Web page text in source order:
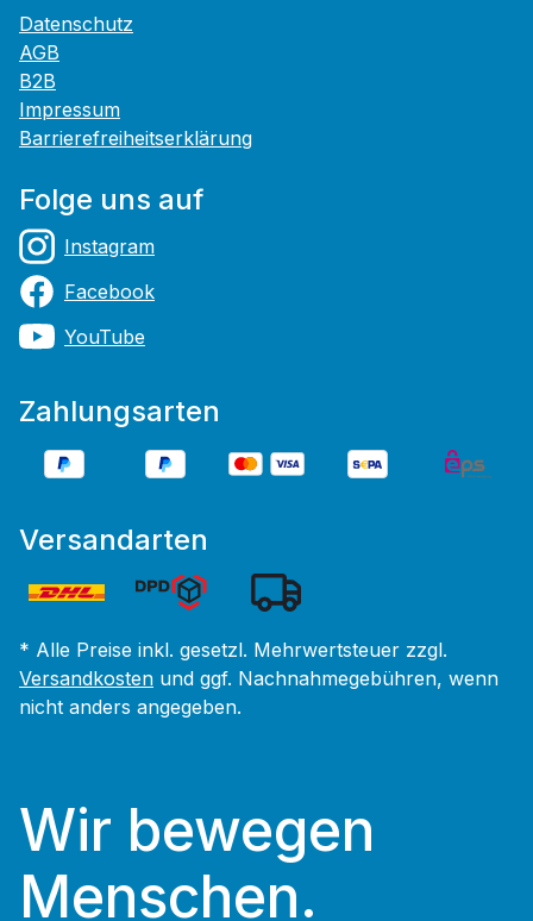
Datenschutz
AGB
B2B
Impressum
Barrierefreiheitserklärung
Folge uns auf
Instagram
Facebook
YouTube
Zahlungsarten
Versandarten
* Alle Preise inkl. gesetzl. Mehrwertsteuer zzgl.
Versandkosten und ggf. Nachnahmegebühren, wenn
nicht anders angegeben.
Wir bewegen
Menschen.